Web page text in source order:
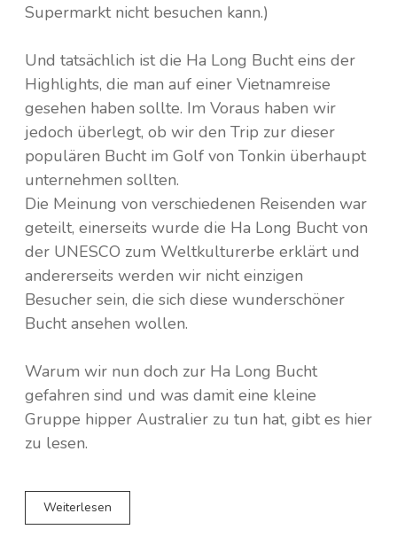
Supermarkt nicht besuchen kann.)
Und tatsächlich ist die Ha Long Bucht eins der
Highlights, die man auf einer Vietnamreise
gesehen haben sollte. Im Voraus haben wir
jedoch überlegt, ob wir den Trip zur dieser
populären Bucht im Golf von Tonkin überhaupt
unternehmen sollten.
Die Meinung von verschiedenen Reisenden war
geteilt, einerseits wurde die Ha Long Bucht von
der UNESCO zum Weltkulturerbe erklärt und
andererseits werden wir nicht einzigen
Besucher sein, die sich diese wunderschöner
Bucht ansehen wollen.
Warum wir nun doch zur Ha Long Bucht
gefahren sind und was damit eine kleine
Gruppe hipper Australier zu tun hat, gibt es hier
zu lesen.
Weiterlesen
Day